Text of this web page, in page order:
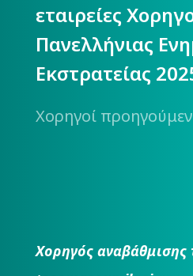
εταιρείες
Πανελλήνιας
Εκστρατείας
Χορηγοί
Χορηγός αναβάθμισης